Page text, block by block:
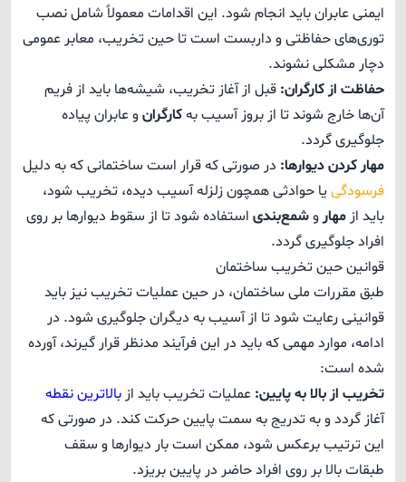
ایمنی عابران باید انجام شود. این اقدامات معمولاً شامل نصب
توری‌های حفاظتی و داربست است تا حین تخریب، معابر عمومی
دچار مشکلی نشوند.
حفاظت از کارگران: قبل از آغاز تخریب، شیشه‌ها باید از فریم
آن‌ها خارج شوند تا از بروز آسیب بهکارگران و عابران پیاده
جلوگیری گردد.
مهار کردن دیوارها: در صورتی که قرار است ساختمانی که به دلیل
فرسودگییا حوادثی همچون زلزله آسیب دیده، تخریب شود،
باید از مهار وشمع‌بندی استفاده شود تا از سقوط دیوارها بر روی
افراد جلوگیری گردد.
قوانین حین تخریب ساختمان
طبق مقررات ملی ساختمان، در حین عملیات تخریب نیز باید
قوانینی رعایت شود تا از آسیب به دیگران جلوگیری شود. در
ادامه، موارد مهمی که باید در این فرآیند مدنظر قرار گیرند، آورده
شده است:
تخریب از بالا به پایین: عملیات تخریب باید از بالاترین نقطه
آغاز گردد و به تدریج به سمت پایین حرکت کند. در صورتی که
این ترتیب برعکس شود، ممکن است بار دیوارها و سقف
طبقات بالا بر روی افراد حاضر در پایین بریزد.